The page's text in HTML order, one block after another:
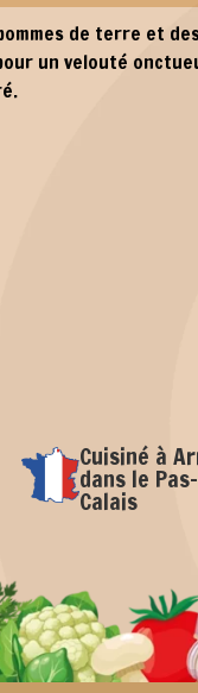
de terre et
un velouté
Cuisiné à
dans le
Calais